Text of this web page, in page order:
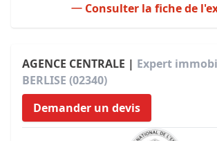
Consulter la fiche de
AGENCE CENTRALE | Expert
BERLISE (02340)
Demander un devis